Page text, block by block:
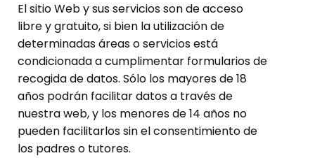
El sitio Web y sus servicios son de acceso
libre y gratuito, si bien la utilización de
determinadas áreas o servicios está
condicionada a cumplimentar formularios de
recogida de datos. Sólo los mayores de 18
años podrán facilitar datos a través de
nuestra web, y los menores de 14 años no
pueden facilitarlos sin el consentimiento de
los padres o tutores.